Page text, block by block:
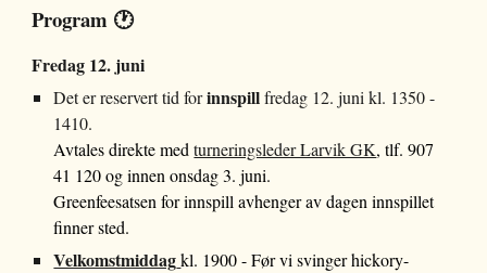
Program 🕐
Fredag 12. juni
Det er reservert tid forinnspillfredag 12. juni kl. 1350 -
1410.
Avtales direkte medturneringsleder Larvik GK, tlf. 907
41 120 og innen onsdag 3. juni.
Greenfeesatsen for innspill avhenger av dagen innspillet
finner sted.
Velkomstmiddag kl. 1900 - Før vi svinger hickory-